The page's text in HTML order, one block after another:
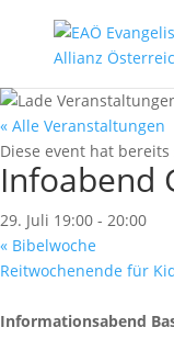
« Alle Veranstaltungen
Diese event hat
Infoabend
29. Juli 19:00 - 20:00
« Bibelwoche
Reitwochenende für
Informationsabend